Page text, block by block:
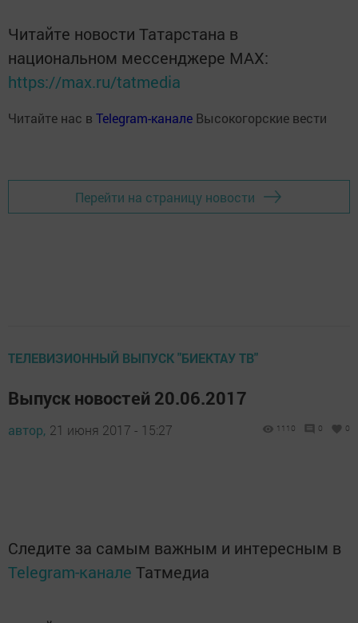
Читайте новости Татарстана в
национальном мессенджере MАХ:
https://max.ru/tatmedia
Читайте нас в Telegram-канале Высокогорские вести
Перейти на страницу новости
ТЕЛЕВИЗИОННЫЙ ВЫПУСК "БИЕКТАУ ТВ"
Выпуск новостей 20.06.2017
автор, 21 июня 2017 - 15:27 1110 0 0
Следите за самым важным и интересным в
Telegram-канале Татмедиа